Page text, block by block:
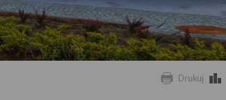
Drukuj